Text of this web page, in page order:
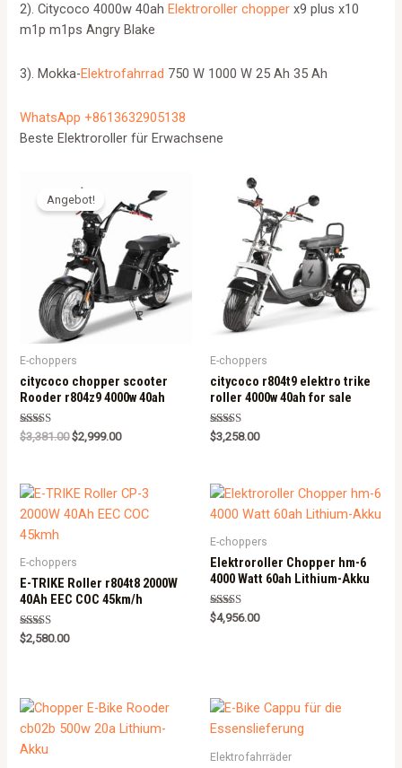
2). Citycoco 4000w 40ah Elektroroller chopper x9 plus x10
m1p m1ps Angry Blake
3). Mokka-Elektrofahrrad 750 W 1000 W 25 Ah 35 Ah
WhatsApp +8613632905138
Beste Elektroroller für Erwachsene
Angebot!
E-choppers
citycoco chopper scooter
Rooder r804z9 4000w 40ah
Rated
5.00
$3,381.00 $2,999.00
E-choppers
citycoco r804t9 elektro trike
roller 4000w 40ah for sale
Rated
5.00
$3,258.00
E-choppers
E-TRIKE Roller r804t8 2000W
40Ah EEC COC 45km/h
Rated
5.00
$2,580.00
E-choppers
Elektroroller Chopper hm-6
4000 Watt 60ah Lithium-Akku
Rated
5.00
$4,956.00
Elektrofahrräder